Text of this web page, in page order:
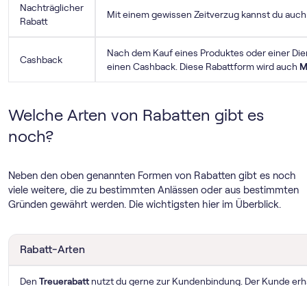
Nachträglicher
Rabatt
Mit einem gewissen Zeitverzug kannst du
Cashback
Nach dem Kauf eines Produktes oder einer
einen Cashback. Diese Rabattform wird auch
Welche Arten von Rabatten gibt es
noch?
Neben den oben genannten Formen von Rabatten gibt es noch
viele weitere, die zu bestimmten Anlässen oder aus bestimmten
Gründen gewährt werden. Die wichtigsten hier im Überblick.
Rabatt-Arten
Den Treuerabattnutzt du gerne zur Kundenbindung. Der Kunde